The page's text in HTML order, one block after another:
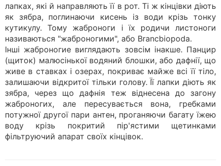
лапках, які й направляють її в рот. Ті ж кінцівки діють
як зябра, поглинаючи кисень із води крізь тонку
кутикулу. Тому жаброноги і їх родичи листоноги
називаються "жаброногими", або Brancbiopoda.
Інші жаброногие виглядають зовсім інакше. Панцир
(щиток) малюсінької водяний блошки, або дафнії, що
живе в ставках і озерах, покриває майже всі її тіло,
залишаючи відкритої тільки голову. Її лапки діють як
зябра, через що дафнія теж віднесена до загону
жаброногих, але пересувається вона, гребками
потужної другої пари антен, проганяючи багату їжею
воду крізь покритий пір'ястими щетинками
фільтруючий апарат своїх кінцівок.